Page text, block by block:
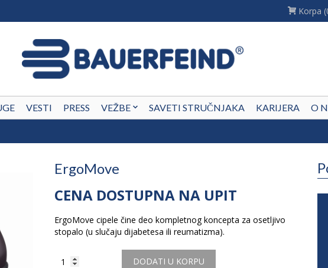
Korpa
VESTI PRESS VEŽBE SAVETI STRUČNJAKA KARIJERA O
ErgoMove
CENA DOSTUPNA NA UPIT
ErgoMove cipele čine deo kompletnog koncepta za osetljivo
stopalo (u slučaju dijabetesa ili reumatizma).
DODATI U KORPU